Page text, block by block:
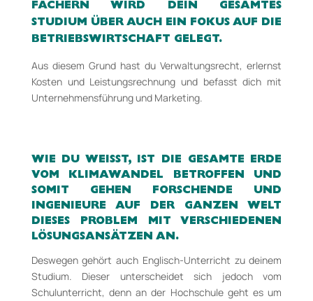
FÄCHERN WIRD DEIN GESAMTES
STUDIUM ÜBER AUCH EIN FOKUS AUF DIE
BETRIEBSWIRTSCHAFT GELEGT.
Aus diesem Grund hast du Verwaltungsrecht, erlernst
Kosten­ und Leistungsrechnung und befasst dich mit
Unternehmensführung und Marketing.
WIE DU WEISST, IST DIE GESAMTE ERDE V
OM KLIMAWANDEL BETROFFEN UND S
OMIT
GEHEN FORSCHENDE UND
INGENIEURE AUF DER GANZEN WELT
DIESES PROBLEM MIT VERSCHIEDENEN
LÖSUNGSANSÄTZEN AN.
Deswegen gehört auch Englisch-­Unterricht zu deinem
Studium. Dieser unterscheidet sich jedoch vom
Schulunterricht, denn an der Hochschule geht es um